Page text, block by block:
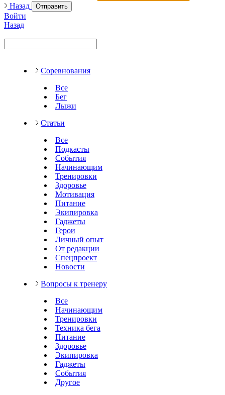
Назад
Отправить
Войти
Назад
Соревнования
Все
Бег
Лыжи
Статьи
Все
Подкасты
События
Начинающим
Тренировки
Здоровье
Мотивация
Питание
Экипировка
Гаджеты
Герои
Личный опыт
От редакции
Спецпроект
Новости
Вопросы к тренеру
Все
Начинающим
Тренировки
Техника бега
Питание
Здоровье
Экипировка
Гаджеты
События
Другое